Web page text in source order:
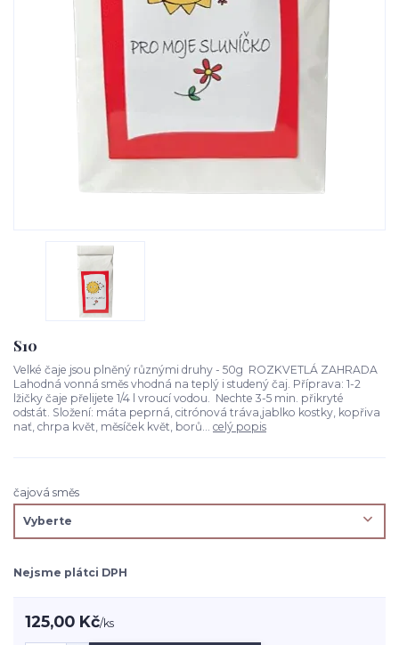
S10
Velké čaje jsou plněný různými druhy - 50g ROZKVETLÁ ZAHRADA
Lahodná vonná směs vhodná na teplý i studený čaj. Příprava: 1-2
lžičky čaje přelijete 1/4 l vroucí vodou. Nechte 3-5 min. přikryté
odstát. Složení: máta peprná, citrónová tráva,jablko kostky, kopřiva
nať, chrpa květ, měsíček květ, borů... celý popis
čajová směs
Nejsme plátci DPH
125,00 Kč/ks